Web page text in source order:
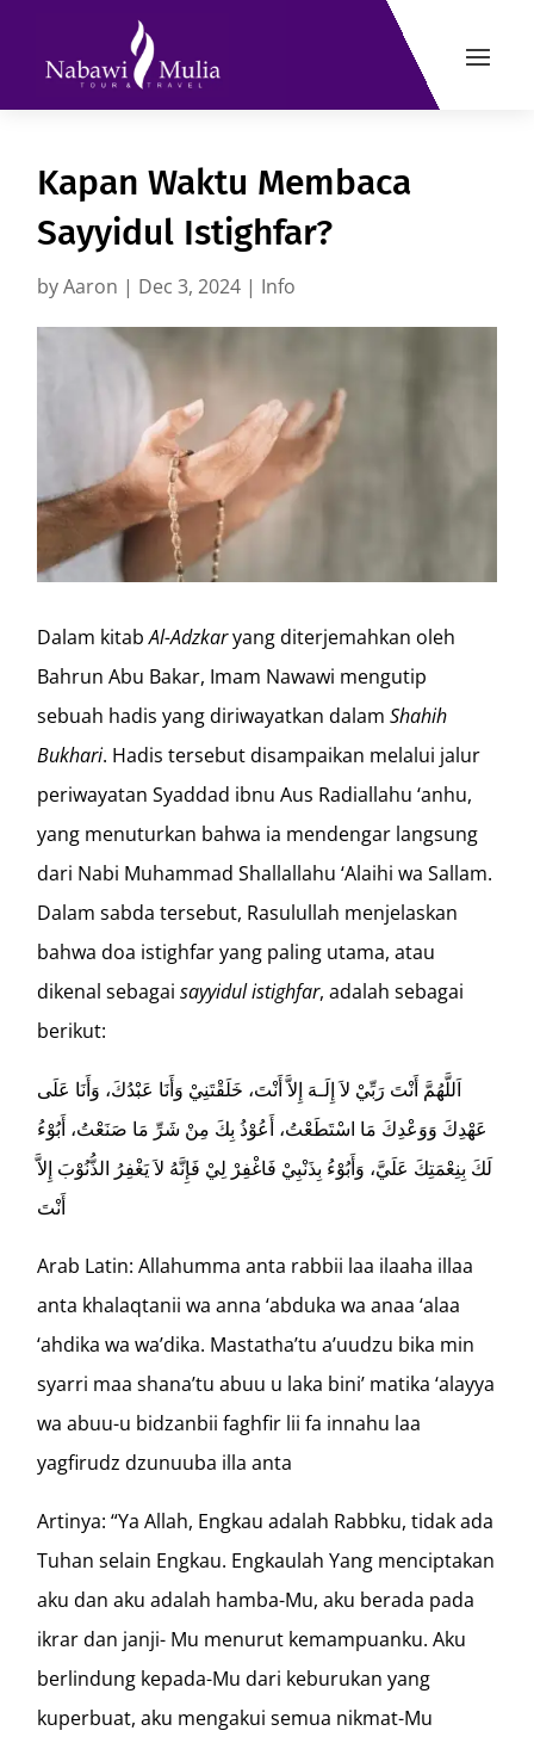
Kapan Waktu Membaca
Sayyidul Istighfar?
byAaron | Dec 3, 2024 | Info
Dalam kitabAl-Adzkaryang diterjemahkan oleh
Bahrun Abu Bakar, Imam Nawawi mengutip
sebuah hadis yang diriwayatkan dalamShahih
Bukhari. Hadis tersebut disampaikan melalui jalur
periwayatan Syaddad ibnu Aus Radiallahu ‘anhu,
yang menuturkan bahwa ia mendengar langsung
dari Nabi Muhammad Shallallahu ‘Alaihi wa Sallam.
Dalam sabda tersebut, Rasulullah menjelaskan
bahwa doa istighfar yang paling utama, atau
dikenal sebagaisayyidul istighfar, adalah sebagai
berikut:
اَللَّهُمَّ أَنْتَ رَبِّيْ لاَ إِلَـهَ إِلاَّ أَنْتَ، خَلَقْتَنِيْ وَأَنَا عَبْدُكَ، وَأَنَا عَلَى
عَهْدِكَ وَوَعْدِكَ مَا اسْتَطَعْتُ، أَعُوْذُ بِكَ مِنْ شَرِّ مَا صَنَعْتُ، أَبُوْءُ
لَكَ بِنِعْمَتِكَ عَلَيَّ، وَأَبُوْءُ بِذَنْبِيْ فَاغْفِرْ لِيْ فَإِنَّهُ لاَ يَغْفِرُ الذُّنُوْبَ إِلاَّ
أَنْتَ
Arab Latin: Allahumma anta rabbii laa ilaaha illaa
anta khalaqtanii wa anna ‘abduka wa anaa ‘alaa
‘ahdika wa wa’dika. Mastatha’tu a’uudzu bika min
syarri maa shana’tu abuu u laka bini’ matika ‘alayya
wa abuu-u bidzanbii faghfir lii fa innahu laa
yagfirudz dzunuuba illa anta
Artinya: “Ya Allah, Engkau adalah Rabbku, tidak ada
Tuhan selain Engkau. Engkaulah Yang menciptakan
aku dan aku adalah hamba-Mu, aku berada pada
ikrar dan janji- Mu menurut kemampuanku. Aku
berlindung kepada-Mu dari keburukan yang
kuperbuat, aku mengakui semua nikmat-Mu